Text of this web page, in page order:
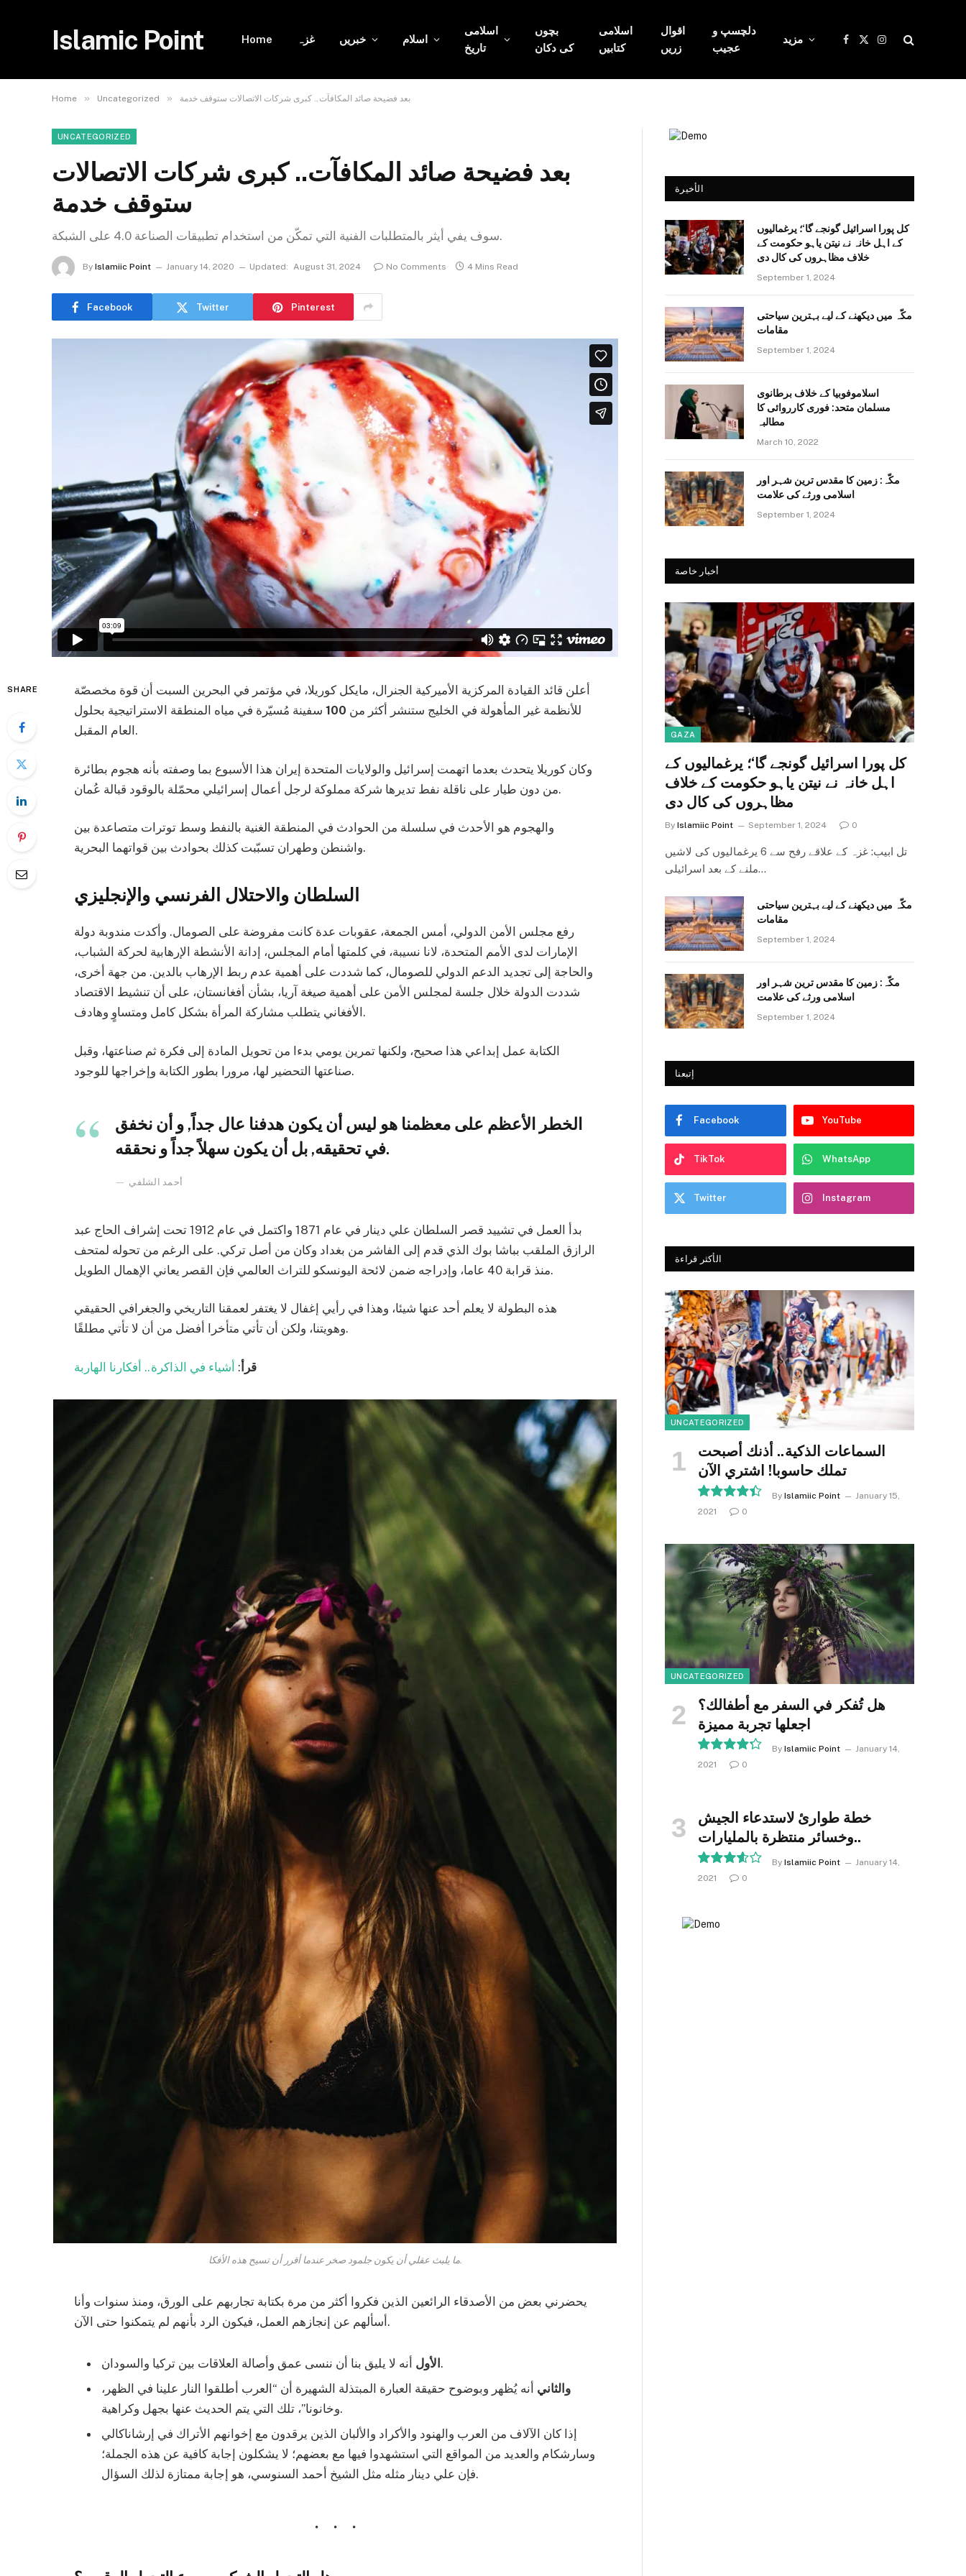
Islamic Point Home غزہ خبریں اسلام
اسلامی
تاریخ
بچوں
کی دکان
اسلامی
کتابیں
اقوال
زریں
دلچسپ و
عجیب
مزید
Facebook
X
Instagram
Home » Uncategorized » بعد فضيحة صائد المكافآت.. كبرى شركات الاتصالات ستوقف خدمة
UNCATEGORIZED
بعد فضيحة صائد المكافآت.. كبرى شركات الاتصالات
ستوقف خدمة
سوف يفي أيثر بالمتطلبات الفنية التي تمكّن من استخدام تطبيقات الصناعة 4.0 على الشبكة.
By Islamiic Point January 14, 2020 Updated: August 31, 2024 No Comments 4 Mins Read
Facebook Twitter Pinterest
SHARE
أعلن قائد القيادة المركزية الأميركية الجنرال، مايكل كوريلا، في مؤتمر في البحرين السبت أن قوة مخصصّة
للأنظمة غير المأهولة في الخليج ستنشر أكثر من 100 سفينة مُسيّرة في مياه المنطقة الاستراتيجية بحلول
العام المقبل.
وكان كوريلا يتحدث بعدما اتهمت إسرائيل والولايات المتحدة إيران هذا الأسبوع بما وصفته بأنه هجوم بطائرة
من دون طيار على ناقلة نفط تديرها شركة مملوكة لرجل أعمال إسرائيلي محمّلة بالوقود قبالة عُمان.
والهجوم هو الأحدث في سلسلة من الحوادث في المنطقة الغنية بالنفط وسط توترات متصاعدة بين
واشنطن وطهران تسبّبت كذلك بحوادث بين قواتهما البحرية.
السلطان والاحتلال الفرنسي والإنجليزي
رفع مجلس الأمن الدولي، أمس الجمعة، عقوبات عدة كانت مفروضة على الصومال. وأكدت مندوبة دولة
الإمارات لدى الأمم المتحدة، لانا نسيبة، في كلمتها أمام المجلس، إدانة الأنشطة الإرهابية لحركة الشباب،
والحاجة إلى تجديد الدعم الدولي للصومال، كما شددت على أهمية عدم ربط الإرهاب بالدين. من جهة أخرى،
شددت الدولة خلال جلسة لمجلس الأمن على أهمية صيغة آريا، بشأن أفغانستان، على أن تنشيط الاقتصاد
الأفغاني يتطلب مشاركة المرأة بشكل كامل ومتساوٍ وهادف.
الكتابة عمل إبداعي هذا صحيح، ولكنها تمرين يومي بدءا من تحويل المادة إلى فكرة ثم صناعتها، وقبل
صناعتها التحضير لها، مرورا بطور الكتابة وإخراجها للوجود.
الخطر الأعظم على معظمنا هو ليس أن يكون هدفنا عال جداً, و أن نخفق
في تحقيقه, بل أن يكون سهلاً جداً و نحققه.
أحمد الشلفي
بدأ العمل في تشييد قصر السلطان علي دينار في عام 1871 واكتمل في عام 1912 تحت إشراف الحاج عبد
الرازق الملقب بباشا بوك الذي قدم إلى الفاشر من بغداد وكان من أصل تركي. على الرغم من تحوله لمتحف
منذ قرابة 40 عاما، وإدراجه ضمن لائحة اليونسكو للتراث العالمي فإن القصر يعاني الإهمال الطويل.
هذه البطولة لا يعلم أحد عنها شيئا، وهذا في رأيي إغفال لا يغتفر لعمقنا التاريخي والجغرافي الحقيقي
وهويتنا، ولكن أن تأتي متأخرا أفضل من أن لا تأتي مطلقًا.
قرأ: أشياء في الذاكرة.. أفكارنا الهاربة
ما يلبث عقلي أن يكون جلمود صخر عندما أقرر أن تسيح هذه الأفكا.
يحضرني بعض من الأصدقاء الرائعين الذين فكروا أكثر من مرة بكتابة تجاربهم على الورق، ومنذ سنوات وأنا
أسألهم عن إنجازهم العمل، فيكون الرد بأنهم لم يتمكنوا حتى الآن.
الأولأنه لا يليق بنا أن ننسى عمق وأصالة العلاقات بين تركيا والسودان.
والثاني أنه يُظهر وبوضوح حقيقة العبارة المبتذلة الشهيرة أن “العرب أطلقوا النار علينا في الظهر،
وخانونا”، تلك التي يتم الحديث عنها بجهل وكراهية.
إذا كان الآلاف من العرب والهنود والأكراد والألبان الذين يرقدون مع إخوانهم الأتراك في إرشاناكالي
وسارشكام والعديد من المواقع التي استشهدوا فيها مع بعضهم؛ لا يشكلون إجابة كافية عن هذه الجملة؛
فإن علي دينار مثله مثل الشيخ أحمد السنوسي، هو إجابة ممتازة لذلك السؤال.
الأخيرة
کل پورا اسرائیل گونجے گا‘؛ یرغمالیوں
کے اہل خانہ نے نیتن یاہو حکومت کے
خلاف مظاہروں کی کال دی
September 1, 2024
مکّہ میں دیکھنے کے لیے بہترین سیاحتی
مقامات
September 1, 2024
اسلاموفوبیا کے خلاف برطانوی
مسلمان متحد: فوری کارروائی کا
مطالبہ
March 10, 2022
مکّہ: زمین کا مقدس ترین شہر اور
اسلامی ورثے کی علامت
September 1, 2024
أخبار خاصة
GAZA
کل پورا اسرائیل گونجے گا‘؛ یرغمالیوں کے
اہل خانہ نے نیتن یاہو حکومت کے خلاف
مظاہروں کی کال دی
By Islamiic Point September 1, 2024 0
تل ابیب: غزہ کے علاقے رفح سے 6 یرغمالیوں کی لاشیں
ملنے کے بعد اسرائیلی…
مکّہ میں دیکھنے کے لیے بہترین سیاحتی
مقامات
September 1, 2024
مکّہ: زمین کا مقدس ترین شہر اور
اسلامی ورثے کی علامت
September 1, 2024
إتبعنا
Facebook YouTube
TikTok WhatsApp
Twitter Instagram
الأكثر قراءة
UNCATEGORIZED
السماعات الذكية.. أذنك أصبحت
تملك حاسوبا! اشتري الآن
8.9
By Islamiic Point
January 15,
2021
0
UNCATEGORIZED
هل تُفكر في السفر مع أطفالك؟
اجعلها تجربة مميزة
8.5
By Islamiic Point
January 14,
2021
0
خطة طوارئ لاستدعاء الجيش
وخسائر منتظرة بالمليارات..
7.2
By Islamiic Point
January 14,
2021
0